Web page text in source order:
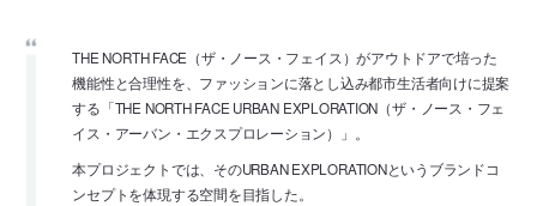
THE NORTH FACE（ザ・ノース・フェイス）がアウトドアで培った
機能性と合理性を、ファッションに落とし込み都市生活者向けに提案
する「THE NORTH FACE URBAN EXPLORATION（ザ・ノース・フェ
イス・アーバン・エクスプロレーション）」。
本プロジェクトでは、そのURBAN EXPLORATIONというブランドコ
ンセプトを体現する空間を目指した。